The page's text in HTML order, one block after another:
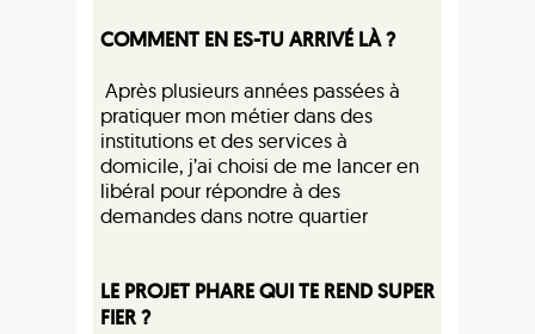
COMMENT EN ES-TU ARRIVÉ LÀ ?
Après plusieurs années passées à
pratiquer mon métier dans des
institutions et des services à
domicile, j’ai choisi de me lancer en
libéral pour répondre à des
demandes dans notre quartier
LE PROJET PHARE QUI TE REND SUPER
FIER ?